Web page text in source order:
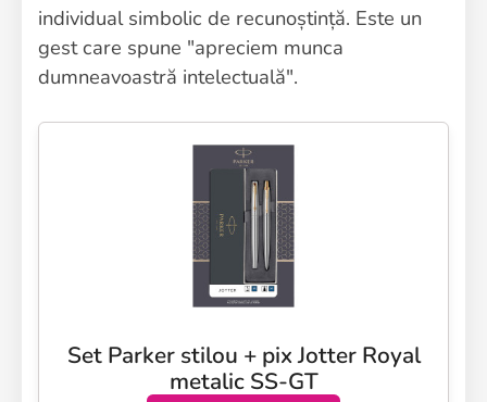
individual simbolic de recunoștință. Este un
gest care spune "apreciem munca
dumneavoastră intelectuală".
Set Parker stilou + pix Jotter Royal
metalic SS-GT